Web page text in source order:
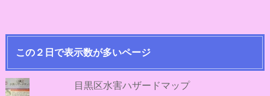
この２日で表示数が多いページ
目黒区水害ハザードマップ